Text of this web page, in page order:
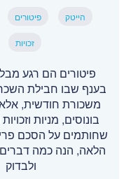
הייטק פיטורים
זכויות
פיטורים הם רגע
בענף שבו חבילת
משכורת חודשית,
בונוסים, מניות
שחותמים על הסכם
הלאה, הנה כמה
ולבדוק